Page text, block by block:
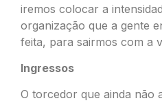
iremos colocar a
organização que a gente
feita, para sairmos com a
Ingressos
O torcedor que ainda não